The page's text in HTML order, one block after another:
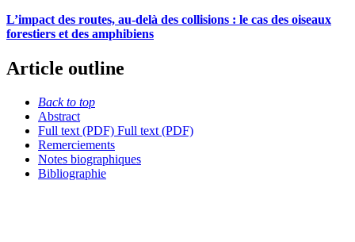
L’impact des routes, au-delà des collisions : le cas des oiseaux
forestiers et des amphibiens
Article outline
Back to top
Abstract
Full text (PDF) Full text (PDF)
Remerciements
Notes biographiques
Bibliographie